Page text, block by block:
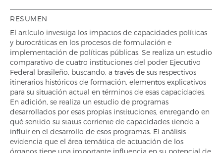
RESUMEN
El artículo investiga los impactos de capacidades políticas
y burocráticas en los procesos de formulación e
implementación de políticas públicas. Se realiza un estudio
comparativo de cuatro instituciones del poder Ejecutivo
Federal brasileño, buscando, a través de sus respectivos
itinerarios históricos de formación, elementos explicativos
para su situación actual en términos de esas capacidades.
En adición, se realiza un estudio de programas
desarrollados por esas propias instituciones, entregando en
qué sentido su status corriente de capacidades tiende a
influir en el desarrollo de esos programas. El análisis
evidencia que el área temática de actuación de los
órganos tiene una importante influencia en su potencial de